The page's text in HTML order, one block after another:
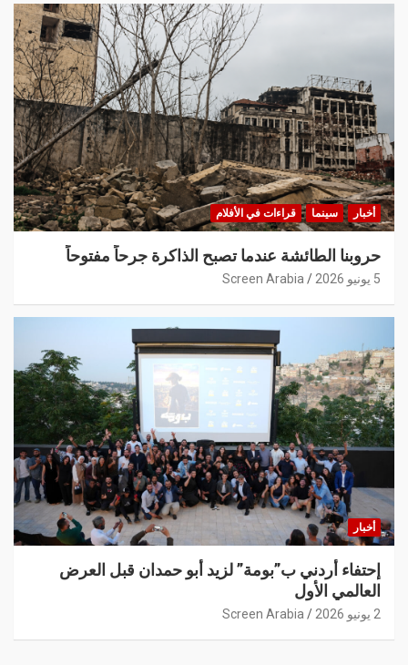
أخبار سينما قراءات في الأفلام
حروبنا الطائشة عندما تصبح الذاكرة جرحاً مفتوحاً
5 يونيو 2026 Screen Arabia
أخبار
إحتفاء أردني ب”بومة” لزيد أبو حمدان قبل العرض
العالمي الأول
2 يونيو 2026 Screen Arabia